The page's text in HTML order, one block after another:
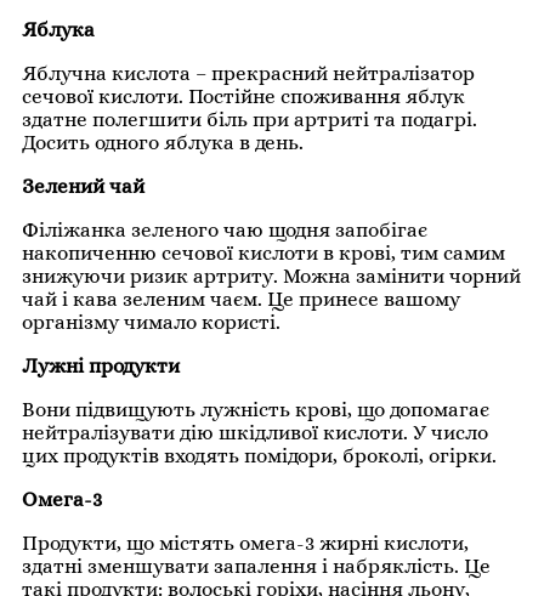
Яблука
Яблучна кислота – прекрасний нейтралізатор
сечової кислоти. Постійне споживання яблук
здатне полегшити біль при артриті та подагрі.
Досить одного яблука в день.
Зелений чай
Філіжанка зеленого чаю щодня запобігає
накопиченню сечової кислоти в крові, тим самим
знижуючи ризик артриту. Можна замінити чорний
чай і кава зеленим чаєм. Це принесе вашому
організму чимало користі.
Лужні продукти
Вони підвищують лужність крові, що допомагає
нейтралізувати дію шкідливої кислоти. У число
цих продуктів входять помідори, броколі, огірки.
Омега-3
Продукти, що містять омега-3 жирні кислоти,
здатні зменшувати запалення і набряклість. Це
такі продукти: волоські горіхи, насіння льону,